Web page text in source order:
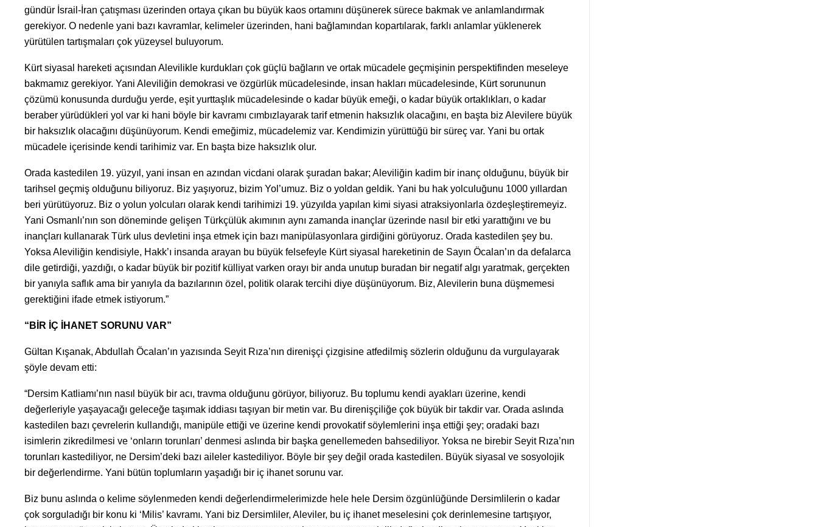
gündür İsrail-İran çatışması üzerinden ortaya çıkan bu büyük kaos ortamını düşünerek sürece bakmak ve anlamlandırmak
gerekiyor. O nedenle yani bazı kavramlar, kelimeler üzerinden, hani bağlamından kopartılarak, farklı anlamlar yüklenerek
yürütülen tartışmaları çok yüzeysel buluyorum.
Kürt siyasal hareketi açısından Alevilikle kurdukları çok güçlü bağların ve ortak mücadele geçmişinin perspektifinden meseleye
bakmamız gerekiyor. Yani Aleviliğin demokrasi ve özgürlük mücadelesinde, insan hakları mücadelesinde, Kürt sorununun
çözümü konusunda durduğu yerde, eşit yurttaşlık mücadelesinde o kadar büyük emeği, o kadar büyük ortaklıkları, o kadar
beraber yürüdükleri yol var ki hani böyle bir kavramı cımbızlayarak tarif etmenin haksızlık olacağını, en başta biz Alevilere büyük
bir haksızlık olacağını düşünüyorum. Kendi emeğimiz, mücadelemiz var. Kendimizin yürüttüğü bir süreç var. Yani bu ortak
mücadele içerisinde kendi tarihimiz var. En başta bize haksızlık olur.
Orada kastedilen 19. yüzyıl, yani insan en azından vicdani olarak şuradan bakar; Aleviliğin kadim bir inanç olduğunu, büyük bir
tarihsel geçmiş olduğunu biliyoruz. Biz yaşıyoruz, bizim Yol’umuz. Biz o yoldan geldik. Yani bu hak yolculuğunu 1000 yıllardan
beri yürütüyoruz. Biz o yolun yolcuları olarak kendi tarihimizi 19. yüzyılda yapılan kimi siyasi atraksiyonlarla özdeşleştiremeyiz.
Yani Osmanlı’nın son döneminde gelişen Türkçülük akımının aynı zamanda inançlar üzerinde nasıl bir etki yarattığını ve bu
inançları kullanarak Türk ulus devletini inşa etmek için bazı manipülasyonlara girdiğini görüyoruz. Orada kastedilen şey bu.
Yoksa Aleviliğin kendisiyle, Hakk’ı insanda arayan bu büyük felsefeyle Kürt siyasal hareketinin de Sayın Öcalan’ın da defalarca
dile getirdiği, yazdığı, o kadar büyük bir pozitif külliyat varken orayı bir anda unutup buradan bir negatif algı yaratmak, gerçekten
bir yanıyla saflık ama bir yanıyla da bazılarının özel, politik olarak tercihi diye düşünüyorum. Biz, Alevilerin buna düşmemesi
gerektiğini ifade etmek istiyorum.”
“BİR İÇ İHANET SORUNU VAR”
Gültan Kışanak, Abdullah Öcalan’ın yazısında Seyit Rıza’nın direnişçi çizgisine atfedilmiş sözlerin olduğunu da vurgulayarak
şöyle devam etti:
“Dersim Katliamı’nın nasıl büyük bir acı, travma olduğunu görüyor, biliyoruz. Bu toplumu kendi ayakları üzerine, kendi
değerleriyle yaşayacağı geleceğe taşımak iddiası taşıyan bir metin var. Bu direnişçiliğe çok büyük bir takdir var. Orada aslında
kastedilen bazı çevrelerin kullandığı, manipüle ettiği ve üzerine kendi provokatif söylemlerini inşa ettiği şey; oradaki bazı
isimlerin zikredilmesi ve ‘onların torunları’ denmesi aslında bir başka genellemeden bahsediliyor. Yoksa ne birebir Seyit Rıza’nın
torunları kastediliyor, ne Dersim’deki bazı aileler kastediliyor. Böyle bir şey değil orada kastedilen. Büyük siyasal ve sosyolojik
bir değerlendirme. Yani bütün toplumların yaşadığı bir iç ihanet sorunu var.
Biz bunu aslında o kelime söylenmeden kendi değerlendirmelerimizde hele hele Dersim özgünlüğünde Dersimlilerin o kadar
çok sorguladığı bir konu ki ‘Milis’ kavramı. Yani biz Dersimliler, Aleviler, bu iç ihanet meselesini çok derinlemesine tartışıyor,